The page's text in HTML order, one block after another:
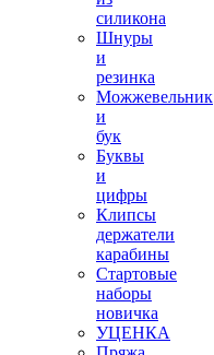
силикона
Шнуры
и
резинка
Можжевельник
и
бук
Буквы
и
цифры
Клипсы
держатели
карабины
Стартовые
наборы
новичка
УЦЕНКА